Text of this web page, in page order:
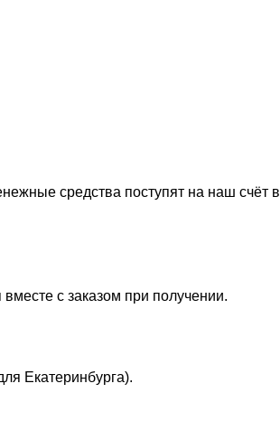
средства поступят на наш счёт в
с заказом при получении.
Екатеринбурга).